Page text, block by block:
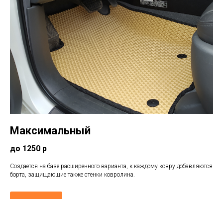
Максимальный
до 1250 р
Создается на базе расширенного варианта, к каждому ковру добавляются
борта, защищающие также стенки ковролина.